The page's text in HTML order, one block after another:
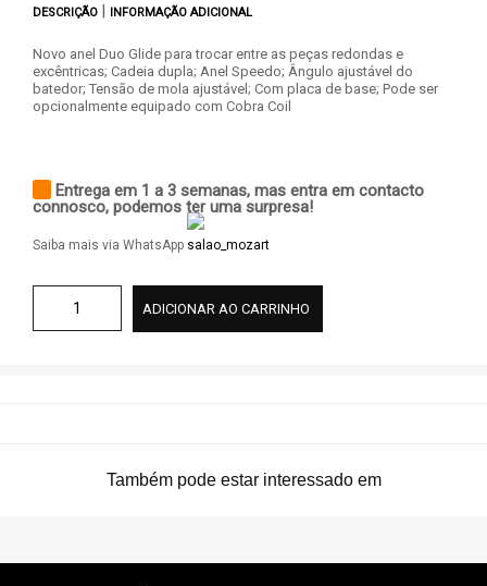
DESCRIÇÃO | INFORMAÇÃO ADICIONAL
Novo anel Duo Glide para trocar entre as peças redondas e
excêntricas; Cadeia dupla; Anel Speedo; Ângulo ajustável do
batedor; Tensão de mola ajustável; Com placa de base; Pode ser
opcionalmente equipado com Cobra Coil
Entrega em 1 a 3 semanas, mas entra em contacto
connosco, podemos ter uma surpresa!
Saiba mais via WhatsApp
ADICIONAR AO CARRINHO
Também pode estar interessado em